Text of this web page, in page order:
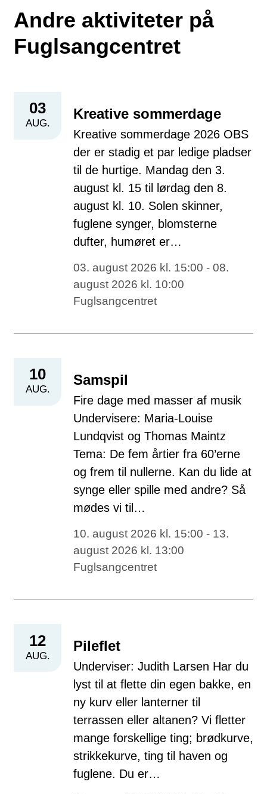
Andre aktiviteter på
Fuglsangcentret
03
AUG.
Kreative sommerdage
Kreative sommerdage 2026 OBS
der er stadig et par ledige pladser
til de hurtige. Mandag den 3.
august kl. 15 til lørdag den 8.
august kl. 10. Solen skinner,
fuglene synger, blomsterne
dufter, humøret er…
03. august 2026 kl. 15:00 - 08.
august 2026 kl. 10:00
Fuglsangcentret
10
AUG.
Samspil
Fire dage med masser af musik
Undervisere: Maria-Louise
Lundqvist og Thomas Maintz
Tema: De fem årtier fra 60’erne
og frem til nullerne. Kan du lide at
synge eller spille med andre? Så
mødes vi til…
10. august 2026 kl. 15:00 - 13.
august 2026 kl. 13:00
Fuglsangcentret
12
AUG.
Pileflet
Underviser: Judith Larsen Har du
lyst til at flette din egen bakke, en
ny kurv eller lanterner til
terrassen eller altanen? Vi fletter
mange forskellige ting; brødkurve,
strikkekurve, ting til haven og
fuglene. Du er…